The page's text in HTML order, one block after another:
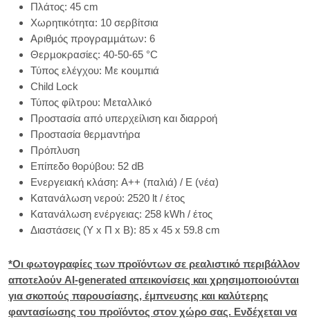
Πλάτος: 45 cm
Χωρητικότητα: 10 σερβίτσια
Αριθµός προγραµµάτων: 6
Θερµοκρασίες: 40-50-65 °C
Τύπος ελέγχου: Με κουµπιά
Child Lock
Τύπος φίλτρου: Μεταλλικό
Προστασία από υπερχείλιση και διαρροή
Προστασία θερµαντήρα
Πρόπλυση
Επίπεδο θορύβου: 52 dB
Ενεργειακή κλάση: A++ (παλιά) / Ε (νέα)
Κατανάλωση νερού: 2520 lt / έτος
Κατανάλωση ενέργειας: 258 kWh / έτος
Διαστάσεις (Y x Π x Β): 85 x 45 x 59.8 cm
*Οι φωτογραφίες των προϊόντων σε ρεαλιστικό περιβάλλον
αποτελούν AI-generated απεικονίσεις και χρησιμοποιούνται
για σκοπούς παρουσίασης, έμπνευσης και καλύτερης
φαντασίωσης του προϊόντος στον χώρο σας. Ενδέχεται να